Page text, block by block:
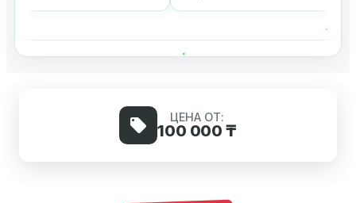
ЦЕНА ОТ:
100 000 ₸